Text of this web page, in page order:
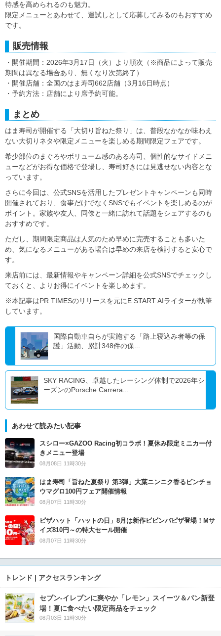
待感を高められるのも魅力。
限定メニューとあわせて、運試しとして応募してみるのもおすすめ
です。
販売情報
・開催期間：2026年3月17日（火）より順次（※商品によって販売
期間は異なる場合あり、無くなり次第終了）
・開催店舗：全国のはま寿司662店舗（3月16日時点）
・予約方法：店舗により席予約可能。
まとめ
はま寿司が開催する「大切り旨ねた祭り」は、普段なかなか味わえ
ない大切りネタや限定メニューを楽しめる期間限定フェアです。
希少部位のまぐろやボリューム感のある寿司、個性的なサイドメニ
ューなどがお得な価格で登場し、寿司好きには見逃せない内容とな
っています。
さらに今回は、公式SNSを活用したプレゼントキャンペーンも同時
開催されており、食事だけでなくSNSでもイベントを楽しめるのが
ポイント。家族や友人、同僚と一緒に訪れて話題をシェアするのも
おすすめです。
ただし、期間限定商品は人気のため早めに完売することも多いた
め、気になるメニューがある場合は早めの来店を検討すると安心で
す。
来店前には、最新情報やキャンペーン詳細を公式SNSでチェックし
ておくと、よりお得にイベントを楽しめます。
※本記事はPR TIMESのリリースを元にE START AIライターが執筆
しています。
国際自動車自らが実施する「路上寝込み者等の保
護」活動、累計348件の保...
SKY RACING、卓越したレーシング体制で2026年シ
ーズンのPorsche Carrera...
あわせて読みたい記事
スシロー×GAZOO Racing初コラボ！夏休み限定ミニカー付
きメニュー登場
08月08日 11時30分
はま寿司「旨ねた夏祭り 第3弾」大葉ニンニク香るビンチョ
ウマグロ100円フェア開催情報
08月07日 11時30分
ピザハット「ハットの日」8月は新作ビビンバピザ登場！Mサ
イズ810円～の特大セール開催
08月07日 11時30分
トレンド | アクセスランキング
セブン‐イレブンに爽やか「レモン」スイーツ＆パン新登
場！夏に食べたい限定商品をチェック
08月03日 11時30分